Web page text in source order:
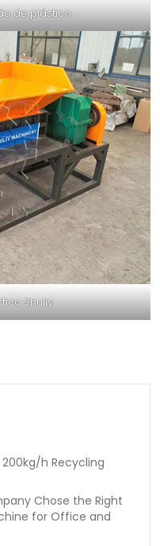
de plástico
Shuliy
h Recycling
Chose the Right
for Office and